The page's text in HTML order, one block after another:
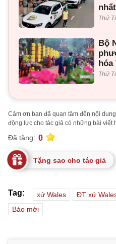
Thứ
Bộ
hóa
Thứ
Cảm ơn bạn đã quan tâm đến nội
động lực cho tác giả có những bài viết
Đã tặng: 0
Tặng sao cho tác giả
Tag: xứ Wales ĐT xứ
Báo mới